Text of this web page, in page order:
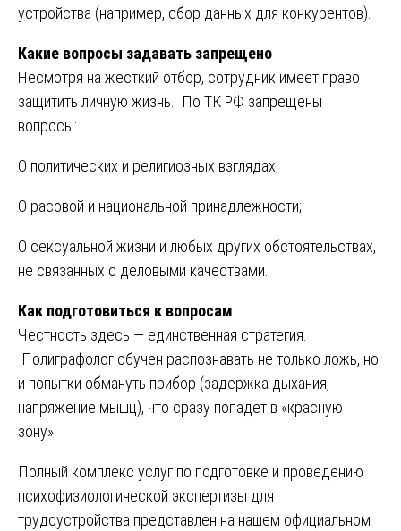
устройства (например, сбор данных для конкурентов).
Какие вопросы задавать запрещено
Несмотря на жесткий отбор, сотрудник имеет право
защитить личную жизнь. По ТК РФ запрещены
вопросы:
О политических и религиозных взглядах;
О расовой и национальной принадлежности;
О сексуальной жизни и любых других обстоятельствах,
не связанных с деловыми качествами.
Как подготовиться к вопросам
Честность здесь — единственная стратегия.
Полиграфолог обучен распознавать не только ложь, но
и попытки обмануть прибор (задержка дыхания,
напряжение мышц), что сразу попадет в «красную
зону».
Полный комплекс услуг по подготовке и проведению
психофизиологической экспертизы для
трудоустройства представлен на нашем официальном